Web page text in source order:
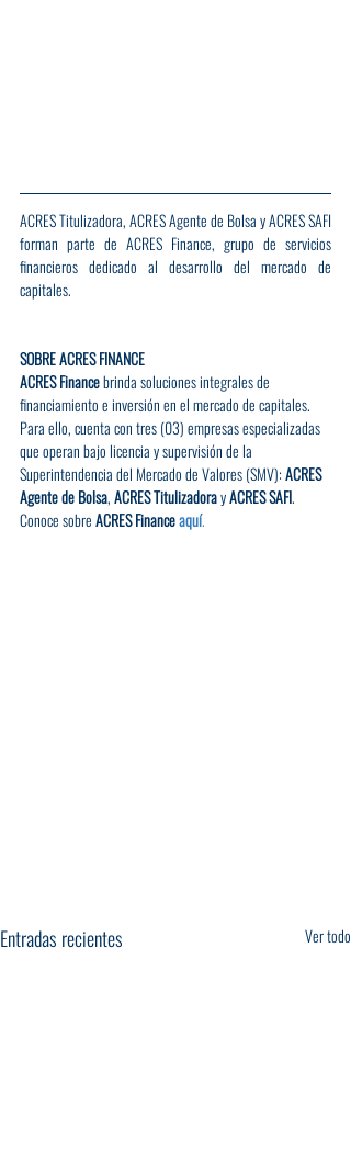
ACRES Titulizadora, ACRES Agente de Bolsa y ACRES SAFI
forman parte de ACRES Finance, grupo de servicios
financieros dedicado al desarrollo del mercado de
capitales.
SOBRE ACRES FINANCE
ACRES Finance brinda soluciones integrales de
financiamiento e inversión en el mercado de capitales.
Para ello, cuenta con tres (03) empresas especializadas
que operan bajo licencia y supervisión de la
Superintendencia del Mercado de Valores (SMV): ACRES
Agente de Bolsa, ACRES Titulizadora y ACRES SAFI.
Conoce sobre ACRES Finance aquí.
Entradas recientes Ver todo